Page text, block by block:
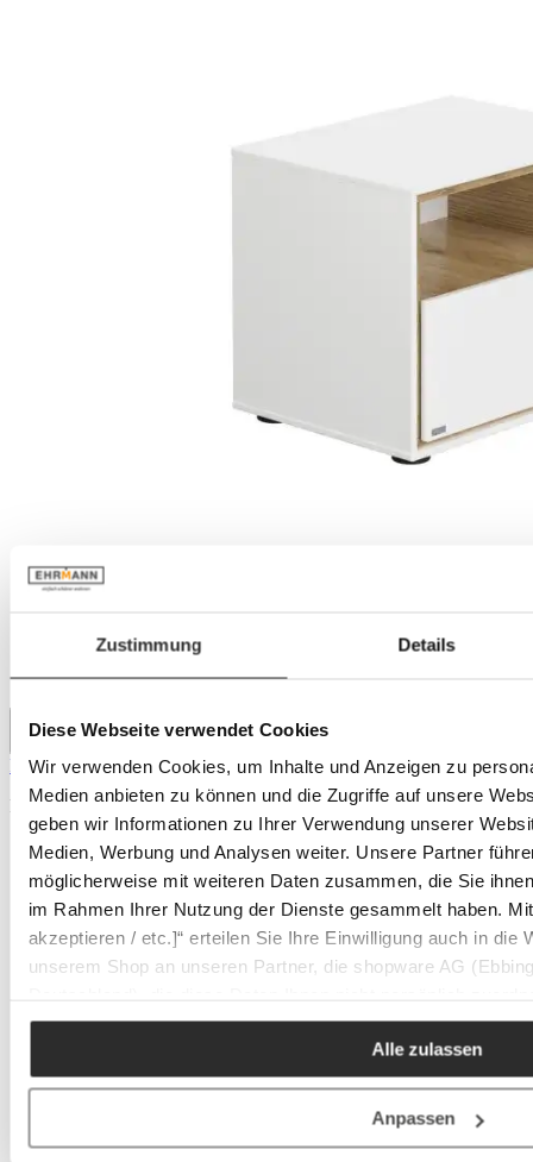
Zustimmung Details
Diese Webseite verwendet Cookies
Wir verwenden Cookies, um Inhalte und Anzeigen zu
Medien anbieten zu können und die Zugriffe auf unsere
geben wir Informationen zu Ihrer Verwendung unserer
Medien, Werbung und Analysen weiter. Unsere Partner
möglicherweise mit weiteren Daten zusammen, die Sie
im Rahmen Ihrer Nutzung der Dienste gesammelt haben.
akzeptieren / etc.]“ erteilen Sie Ihre Einwilligung auch in die
unserem Shop an unseren Partner, die shopware AG
Zwecken (z.B. Produktverbesserungen,
Alle zulassen
Anpassen
PAIDI Nachtkommode LIEVEN
Regulärer Preis:199 €